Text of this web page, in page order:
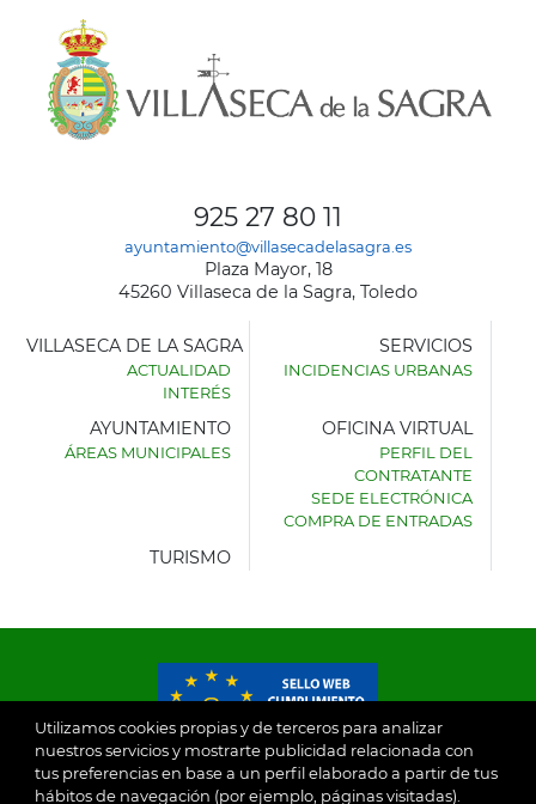
Utilizamos cookies propias y de terceros para analizar
nuestros servicios y mostrarte publicidad relacionada con
tus preferencias en base a un perfil elaborado a partir de tus
hábitos de navegación (por ejemplo, páginas visitadas).
925 27 80 11
ayuntamiento@villasecadelasagra.es
Plaza Mayor, 18
45260 Villaseca de la Sagra, Toledo
AYUNTAMIENTO
VILLASECA DE LA SAGRA
ACTUALIDAD
INTERÉS
SERVICIOS
INCIDENCIAS URBANAS
AYUNTAMIENTO
ÁREAS MUNICIPALES
OFICINA VIRTUAL
PERFIL DEL
CONTRATANTE
SEDE ELECTRÓNICA
COMPRA DE ENTRADAS
TURISMO
© 2026